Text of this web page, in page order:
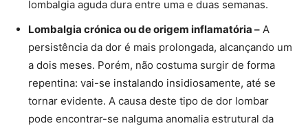
lombalgia aguda dura entre uma e duas semanas.
Lombalgia crónica ou de origem inflamatória – A
persistência da dor é mais prolongada, alcançando um
a dois meses. Porém, não costuma surgir de forma
repentina: vai-se instalando insidiosamente, até se
tornar evidente. A causa deste tipo de dor lombar
pode encontrar-se nalguma anomalia estrutural da